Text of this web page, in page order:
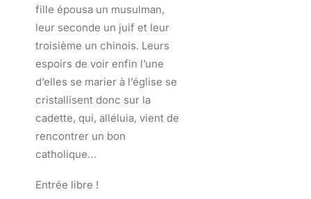
fille épousa un musulman,
leur seconde un juif et leur
troisième un chinois. Leurs
espoirs de voir enfin l’une
d’elles se marier à l’église se
cristallisent donc sur la
cadette, qui, alléluia, vient de
rencontrer un bon
catholique…
Entrée libre !